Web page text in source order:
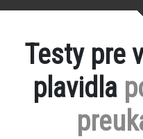
Testy pre
plavidla